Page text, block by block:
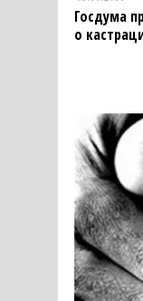
Госдума
о